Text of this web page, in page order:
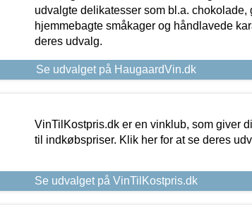
udvalgte delikatesser som bl.a. chokolade,
hjemmebagte småkager og håndlavede
deres udvalg.
Se udvalget på HaugaardVin.dk
VinTilKostpris.dk er en vinklub, som giver
til indkøbspriser. Klik her for at se deres
Se udvalget på VinTilKostpris.dk